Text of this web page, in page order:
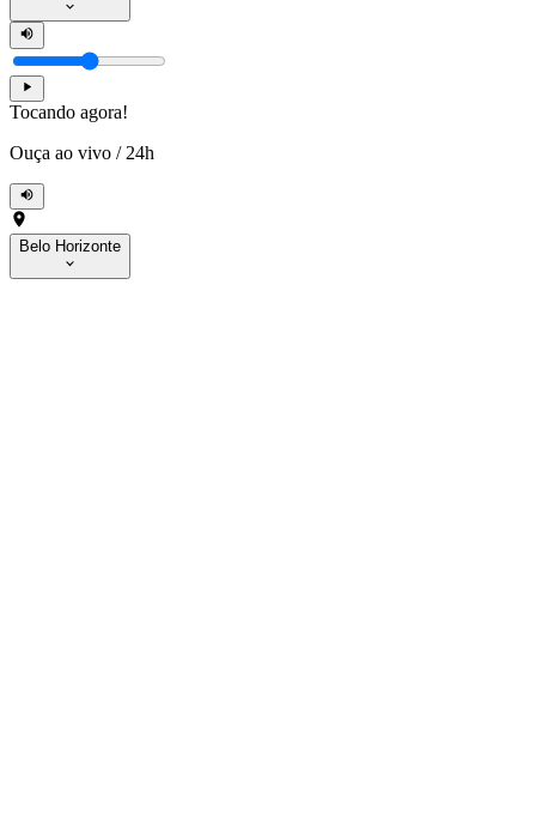
Tocando agora!
Ouça ao vivo / 24h
Belo Horizonte